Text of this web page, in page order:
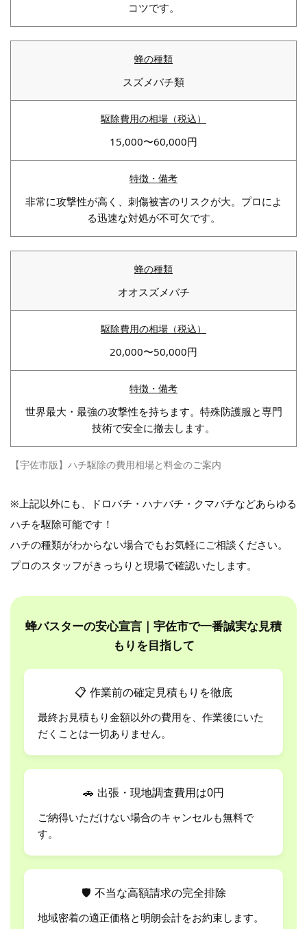
コツです。
スズメバチ類
15,000〜60,000円
非常に攻撃性が高く、刺傷被害のリスクが大。プロによ
る迅速な対処が不可欠です。
オオスズメバチ
20,000〜50,000円
世界最大・最強の攻撃性を持ちます。特殊防護服と専門
技術で安全に撤去します。
【宇佐市版】ハチ駆除の費用相場と料金のご案内
※上記以外にも、ドロバチ・ハナバチ・クマバチなどあらゆる
ハチを駆除可能です！
ハチの種類がわからない場合でもお気軽にご相談ください。
プロのスタッフがきっちりと現場で確認いたします。
蜂バスターの安心宣言｜宇佐市で一番誠実な見積
もりを目指して
📋 作業前の確定見積もりを徹底
最終お見積もり金額以外の費用を、作業後にいた
だくことは一切ありません。
🚗 出張・現地調査費用は0円
ご納得いただけない場合のキャンセルも無料で
す。
🛡 不当な高額請求の完全排除
地域密着の適正価格と明朗会計をお約束します。